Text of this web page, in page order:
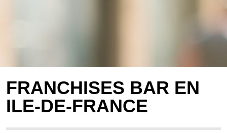
FRANCHISES BAR EN
ILE-DE-FRANCE